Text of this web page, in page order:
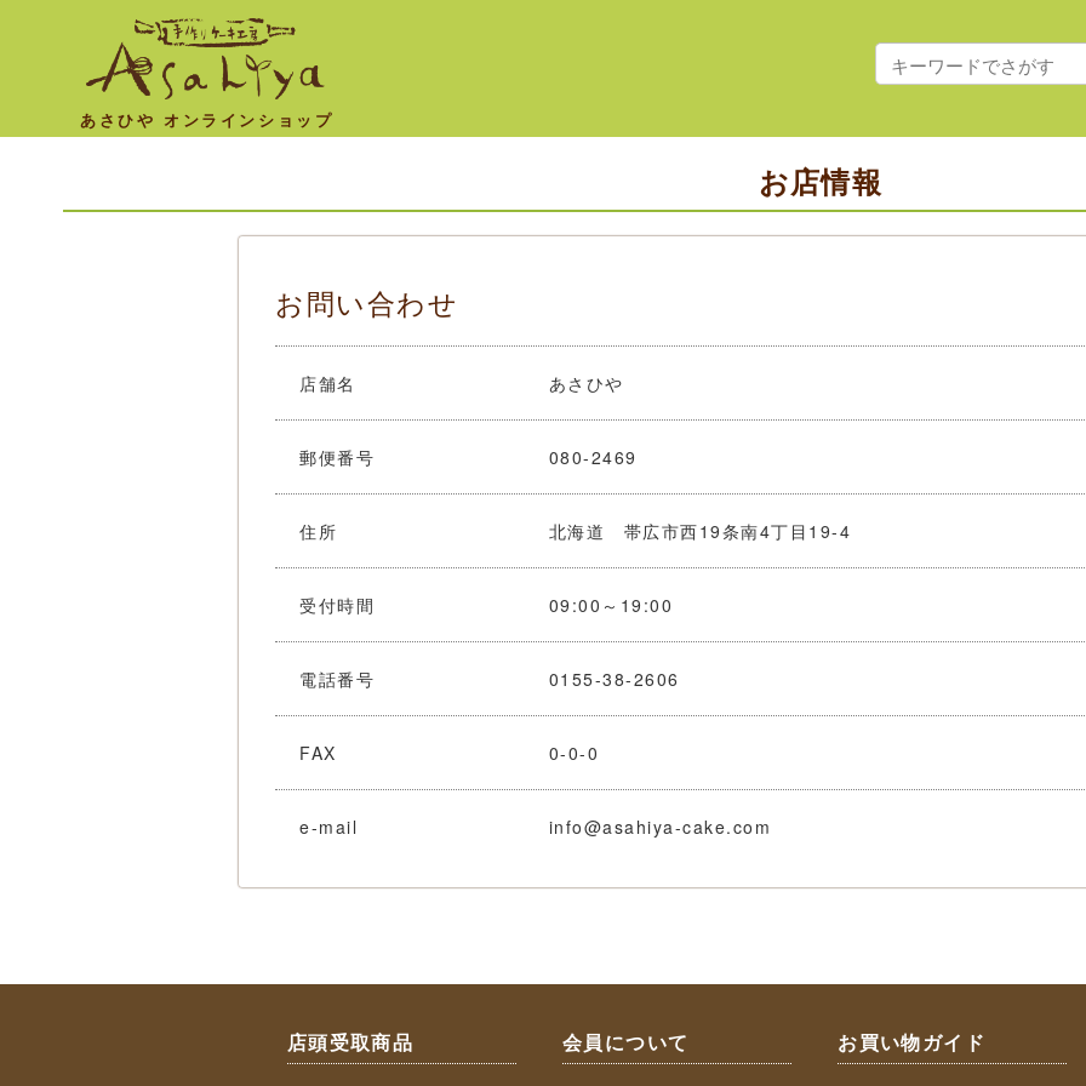
あさひや オンラインショップ
お店情報
お問い合わせ
店舗名 あさひや
郵便番号 080-2469
住所 北海道 帯広市西19条南4丁目19-4
受付時間 09:00～19:00
電話番号 0155-38-2606
FAX 0-0-0
e-mail info@asahiya-cake.com
店頭受取商品 会員について お買い物ガイド